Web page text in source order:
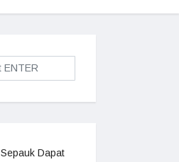
Sepauk Dapat